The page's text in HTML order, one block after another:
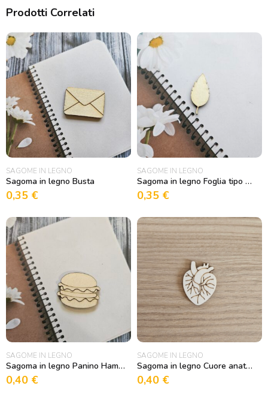
Prodotti Correlati
SAGOME IN LEGNO
Sagoma in legno Busta
0,35 €
SAGOME IN LEGNO
Sagoma in legno Foglia tipo Agrifoglio
0,35 €
SAGOME IN LEGNO
Sagoma in legno Panino Hamburger
0,40 €
SAGOME IN LEGNO
Sagoma in legno Cuore anatomico
0,40 €